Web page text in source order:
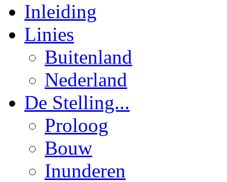
Inleiding
Linies
Buitenland
Nederland
De Stelling...
Proloog
Bouw
Inunderen